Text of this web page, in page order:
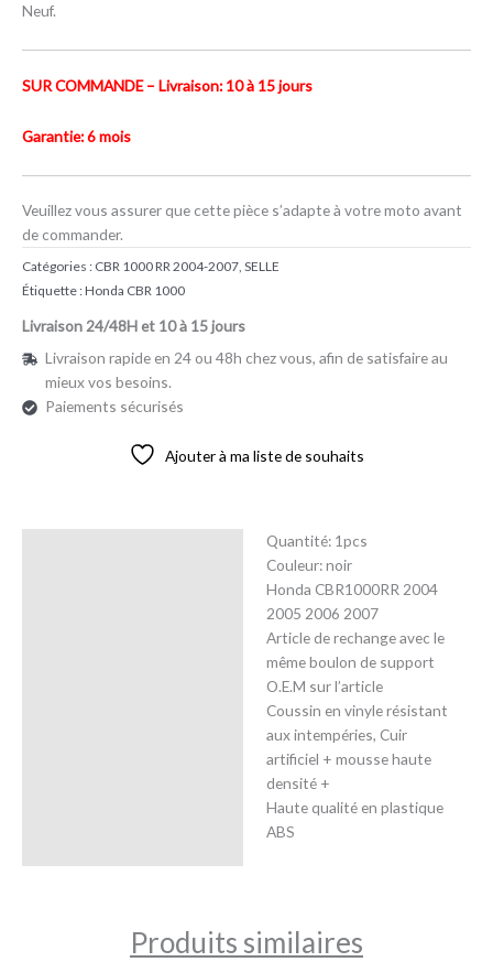
Neuf.
SUR COMMANDE – Livraison: 10 à 15 jours
Garantie: 6 mois
Veuillez vous assurer que cette pièce s’adapte à votre moto avant
de commander.
Catégories : CBR 1000 RR 2004-2007, SELLE
Étiquette :Honda CBR 1000
Livraison 24/48H et 10 à 15 jours
Livraison rapide en 24 ou 48h chez vous, afin de satisfaire au
mieux vos besoins.
Paiements sécurisés
Ajouter à ma liste de souhaits
Quantité: 1pcs
Couleur: noir
Honda CBR1000RR 2004
2005 2006 2007
Article de rechange avec le
même boulon de support
O.E.M sur l’article
Coussin en vinyle résistant
aux intempéries, Cuir
artificiel + mousse haute
densité +
Haute qualité en plastique
ABS
Produits similaires